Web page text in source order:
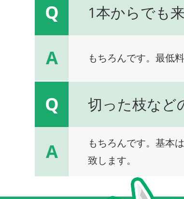
Q 1本からでも
A もちろんです。最低
Q 切った枝など
A
もちろんです。基本
致します。